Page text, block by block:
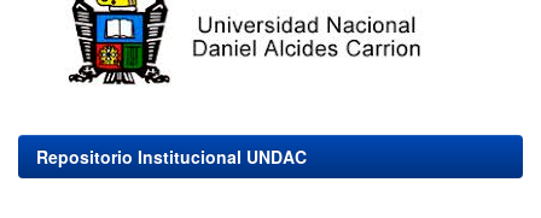
Repositorio Institucional UNDAC